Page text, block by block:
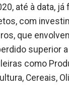
até à data, já
com
que
superior
como
Cereais,